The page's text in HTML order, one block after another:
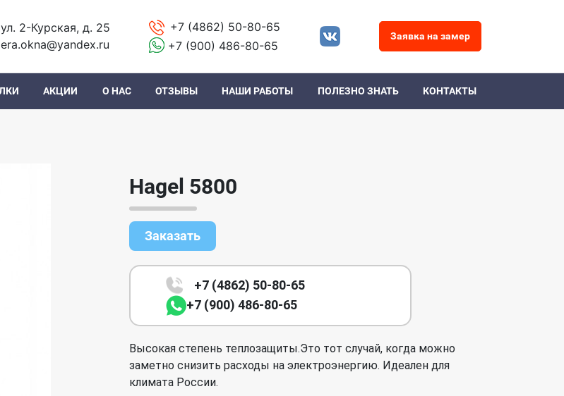
ул. 2-Курская, д. 25
era.okna@yandex.ru
+7 (4862) 50-80-65
+7 (900) 486-80-65
Заявка на замер
АКЦИИ О НАС ОТЗЫВЫ НАШИ РАБОТЫ ПОЛЕЗНО ЗНАТЬ КОНТАКТЫ
Hagel 5800
Заказать
+7 (4862) 50-80-65
+7 (900) 486-80-65
Высокая степень теплозащиты.Это тот случай, когда можно
заметно снизить расходы на электроэнергию. Идеален для
климата России.